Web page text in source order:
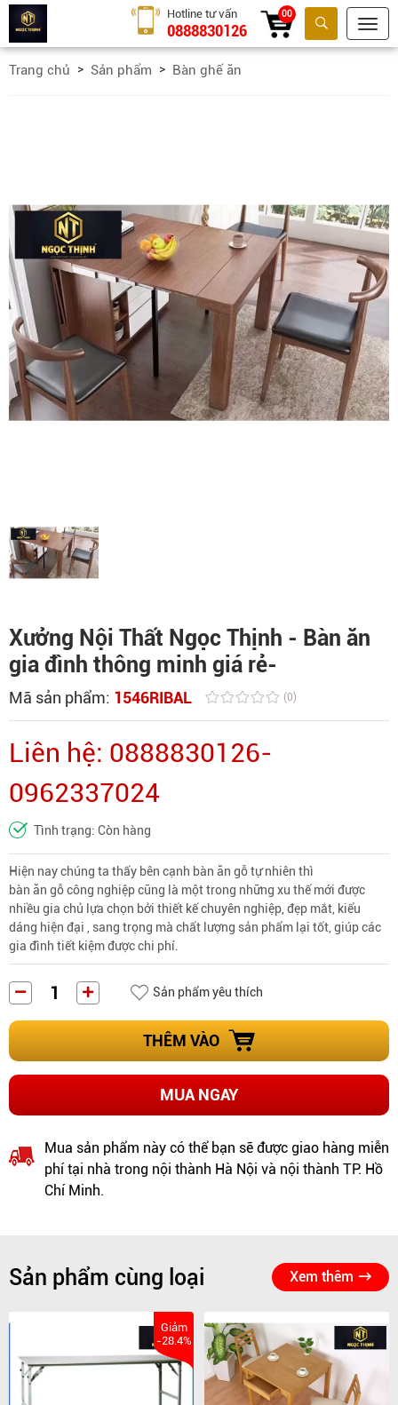
Tìm kiếm
Hotline tư vấn
0888830126
00
Trang chủ Sản phẩm Bàn ghế ăn
Xưởng Nội Thất Ngọc Thịnh - Bàn ăn
gia đình thông minh giá rẻ-
Mã sản phẩm: 1546RIBAL (0)
Liên hệ: 0888830126-
0962337024
Tình trạng: Còn hàng
Hiện nay chúng ta thấy bên cạnh bàn ăn gỗ tự nhiên thì
bàn ăn gỗ công nghiệpcũng là một trong những xu thế mới được
nhiều gia chủ lựa chọn bởi thiết kế chuyên nghiệp, đẹp mắt, kiểu
dáng hiện đại , sang trọng mà chất lượng sản phẩm lại tốt, giúp các
gia đình tiết kiệm được chi phí.
Sản phẩm yêu thích
THÊM VÀO
MUA NGAY
Mua sản phẩm này có thể bạn sẽ được giao hàng miễn
phí tại nhà trong nội thành Hà Nội và nội thành TP. Hồ
Chí Minh.
Sản phẩm cùng loại Xem thêm
Giảm
-28.4%